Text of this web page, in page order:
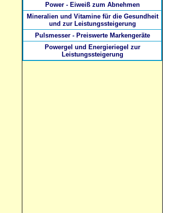
Power - Eiweiß zum Abnehmen
Mineralien und Vitamine für die Gesundheit
und zur Leistungssteigerung
Pulsmesser - Preiswerte Markengeräte
Powergel und Energieriegel zur
Leistungssteigerung